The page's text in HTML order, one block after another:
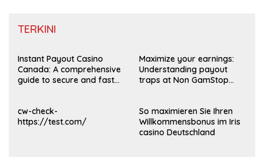
TERKINI
Instant Payout Casino
Canada: A comprehensive
guide to secure and fast
Maximize your earnings:
Understanding payout
traps at Non GamStop
cw-check-
https://test.com/
So maximieren Sie Ihren
Willkommensbonus im Iris
casino Deutschland